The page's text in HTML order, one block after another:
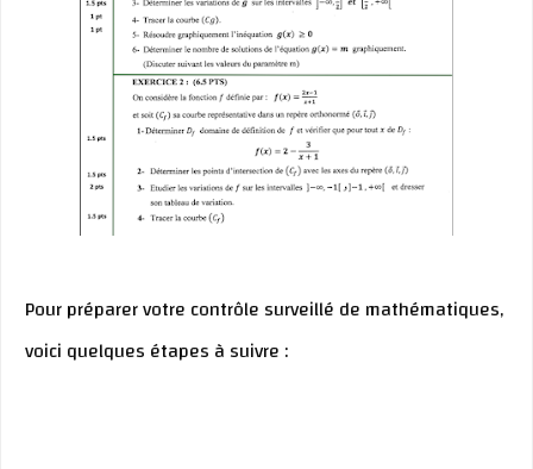
Pour préparer votre contrôle surveillé de mathématiques,
voici quelques étapes à suivre :